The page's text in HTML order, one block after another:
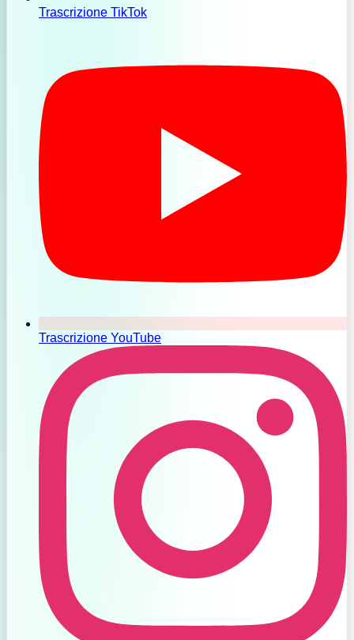
Trascrizione TikTok
Trascrizione YouTube